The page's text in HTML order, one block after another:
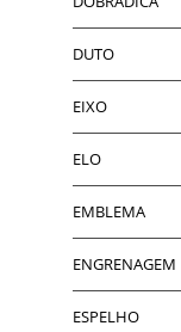
DUTO
EIXO
ELO
EMBLEMA
ENGRENAGEM
ESPELHO